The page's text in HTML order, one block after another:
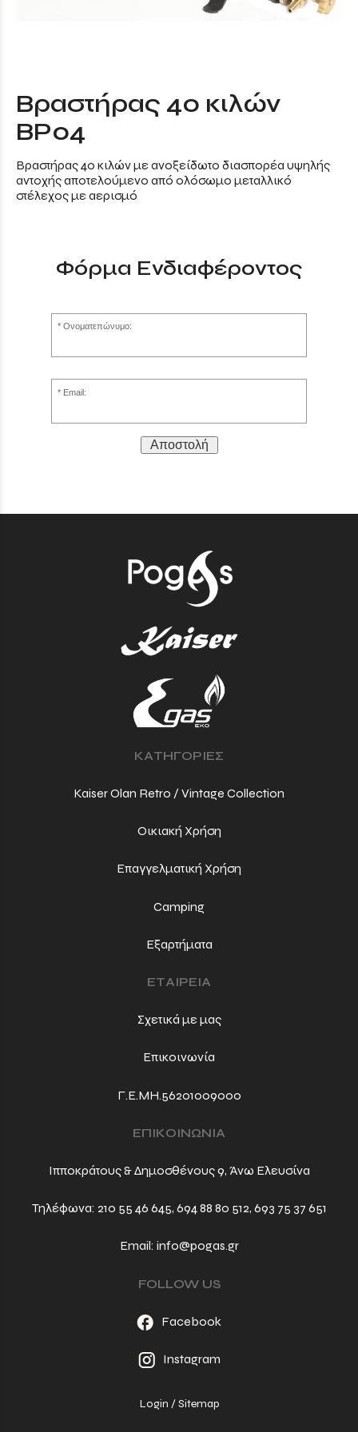
Βραστήρας 40 κιλών
ΒΡ04
Βραστήρας 40 κιλών με ανοξείδωτο διασπορέα υψηλής
αντοχής αποτελούμενο από ολόσωμο μεταλλικό
στέλεχος με αερισμό
Φόρμα Ενδιαφέροντος
Ονοματεπώνυμο:
Email:
Αποστολή
ΚΑΤΗΓΟΡΙΕΣ
Kaiser Olan Retro / Vintage Collection
Οικιακή Χρήση
Επαγγελματική Χρήση
Camping
Εξαρτήματα
ΕΤΑΙΡΕΙΑ
Σχετικά με μας
Επικοινωνία
Γ.Ε.ΜΗ.56201009000
ΕΠΙΚΟΙΝΩΝΙΑ
Ιπποκράτους & Δημοσθένους 9, Άνω Ελευσίνα
Τηλέφωνα: 210 55 46 645, 694 88 80 512, 693 75 37 651
Email: info@pogas.gr
FOLLOW US
Facebook
Instagram
Login /Sitemap